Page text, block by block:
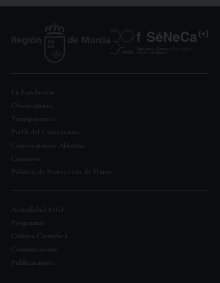
La Fundación
Observatorio
Transparencia
Perfil del Contratante
Convocatorias Abiertas
Contacto
Política de Protección de Datos
Actualidad Fs(+)
Programas
Cultura Científica
Comunicación
Publicaciones